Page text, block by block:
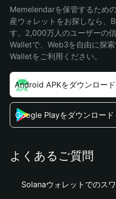
Memelendarを保管するため
産ウォレットをお探しなら、
す。2,000万人のユーザーの
Walletで、Web3を自由に探
Walletをご利用ください。
Android APKをダウンロード
Google Playをダウンロード
よくあるご質問
Solanaウォレットでのス